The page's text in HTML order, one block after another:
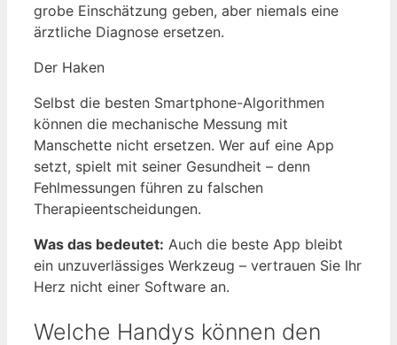
grobe Einschätzung geben, aber niemals eine
ärztliche Diagnose ersetzen.
Der Haken
Selbst die besten Smartphone-Algorithmen
können die mechanische Messung mit
Manschette nicht ersetzen. Wer auf eine App
setzt, spielt mit seiner Gesundheit – denn
Fehlmessungen führen zu falschen
Therapieentscheidungen.
Was das bedeutet: Auch die beste App bleibt
ein unzuverlässiges Werkzeug – vertrauen Sie Ihr
Herz nicht einer Software an.
Welche Handys können den